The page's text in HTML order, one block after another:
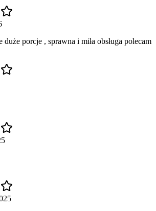
duże porcje , sprawna i miła obsługa polecam